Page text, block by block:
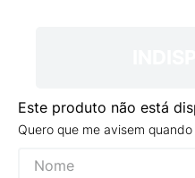
Este produto não está
Quero que me avisem